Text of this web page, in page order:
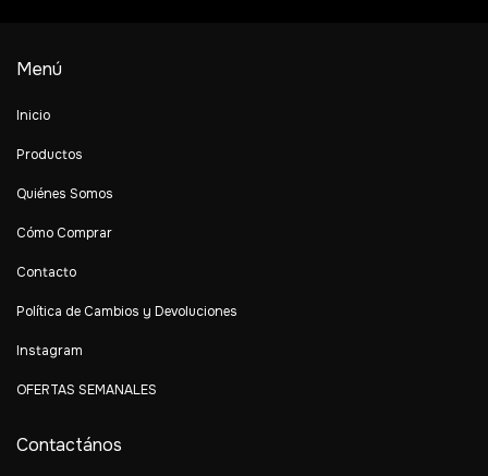
Menú
Inicio
Productos
Quiénes Somos
Cómo Comprar
Contacto
Política de Cambios y Devoluciones
Instagram
OFERTAS SEMANALES
Contactános